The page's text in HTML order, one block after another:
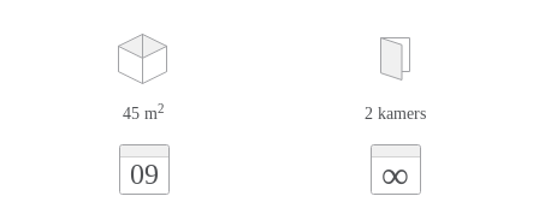
45 m2 2 kamers
09 ∞